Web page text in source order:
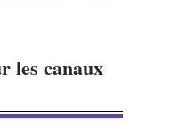
les canaux